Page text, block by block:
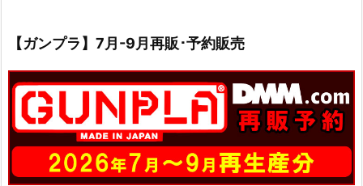
【ガンプラ】7月-9月再販･予約販売